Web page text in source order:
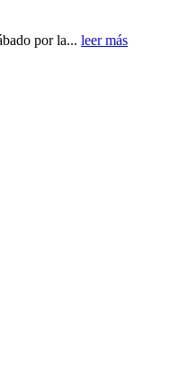
por la... leer más